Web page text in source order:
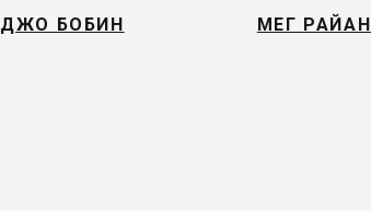
ДЖО БОБИН МЕГ РАЙАН